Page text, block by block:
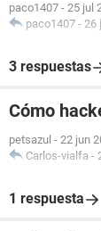
paco1407 - 25 jul
paco1407 - 26
3 respuestas
Cómo
petsazul - 22 jun
Carlos-vialfa -
1 respuesta